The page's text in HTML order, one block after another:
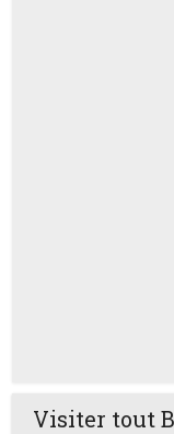
Visiter tout